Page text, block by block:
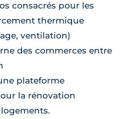
consacrés pour les
thermique
ventilation)
des commerces entre
plateforme
la rénovation